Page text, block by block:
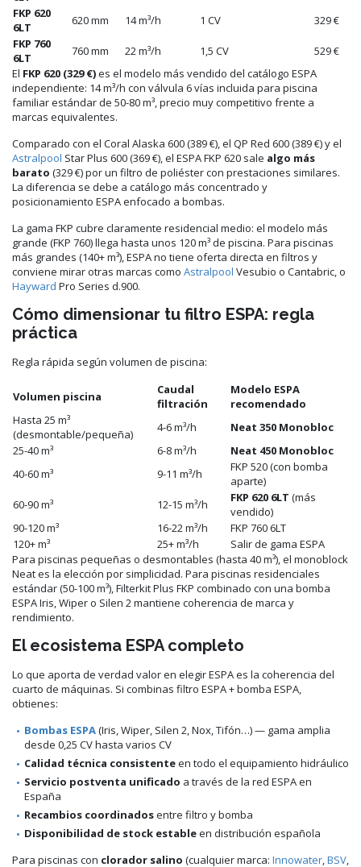
FKP 620
6LT
620 mm 14 m³/h 1 CV
329 €
FKP 760
6LT
760 mm 22 m³/h 1,5 CV
529 €
El FKP 620 (329 €)es el modelo más vendido del catálogo ESPA
independiente: 14 m³/h con válvula 6 vías incluida para piscina
familiar estándar de 50-80 m³, precio muy competitivo frente a
marcas equivalentes.
Comparado con el Coral Alaska 600 (389 €), el QP Red 600 (389 €) y el
Astralpool Star Plus 600 (369 €), el ESPA FKP 620 sale algo más
barato (329 €) por un filtro de poliéster con prestaciones similares.
La diferencia se debe a catálogo más concentrado y
posicionamiento ESPA enfocado a bombas.
La gama FKP cubre claramente residencial medio: el modelo más
grande (FKP 760) llega hasta unos 120 m³ de piscina. Para piscinas
más grandes (140+ m³), ESPA no tiene oferta directa en filtros y
conviene mirar otras marcas como Astralpool Vesubio o Cantabric, o
Hayward Pro Series d.900.
Cómo dimensionar tu filtro ESPA: regla
práctica
Regla rápida según volumen de piscina:
Volumen piscina
Caudal
filtración
Modelo ESPA
recomendado
Hasta 25 m³
(desmontable/pequeña)
4-6 m³/h
Neat 350 Monobloc
25-40 m³
6-8 m³/h
Neat 450 Monobloc
40-60 m³
9-11 m³/h
FKP 520 (con bomba
aparte)
60-90 m³
12-15 m³/h FKP 620 6LT (más
vendido)
90-120 m³
16-22 m³/h
FKP 760 6LT
120+ m³
25+ m³/h
Salir de gama ESPA
Para piscinas pequeñas o desmontables (hasta 40 m³), el monoblock
Neat es la elección por simplicidad. Para piscinas residenciales
estándar (50-100 m³), Filterkit Plus FKP combinado con una bomba
ESPA Iris, Wiper o Silen 2 mantiene coherencia de marca y
rendimiento.
El ecosistema ESPA completo
Lo que aporta de verdad valor en elegir ESPA es la coherencia del
cuarto de máquinas. Si combinas filtro ESPA + bomba ESPA,
obtienes:
Bombas ESPA(Iris, Wiper, Silen 2, Nox, Tifón…) — gama amplia
desde 0,25 CV hasta varios CV
Calidad técnica consistenteen todo el equipamiento hidráulico
Servicio postventa unificado a través de la red ESPA en
España
Recambios coordinadosentre filtro y bomba
Disponibilidad de stock estableen distribución española
Para piscinas con clorador salino (cualquier marca: Innowater,BSV,